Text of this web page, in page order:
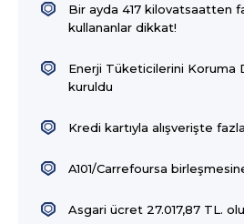
Bir ayda 417 kilovatsaatten
kullananlar dikkat!
Enerji Tüketicilerini Koruma
kuruldu
Kredi kartıyla alışverişte
A101/Carrefoursa
Asgari ücret 27.017,87 TL.